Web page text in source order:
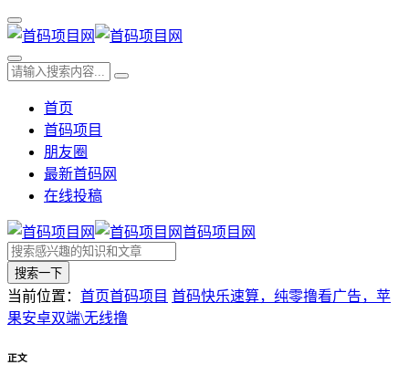
首页
首码项目
朋友圈
最新首码网
在线投稿
首码项目网
搜索一下
当前位置： 首页首码项目 首码快乐速算，纯零撸看广告，苹
果安卓双端\无线撸
正文